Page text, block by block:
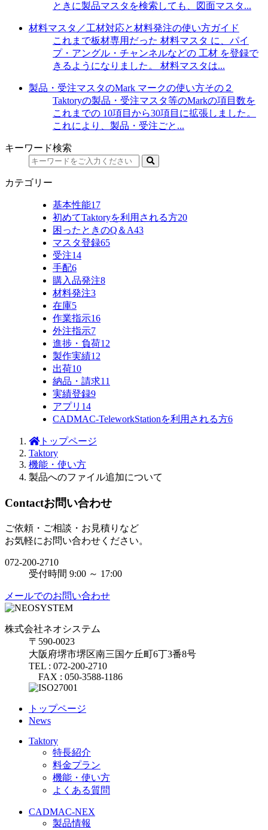
ときに製品マスタを検索しても、図面マスタ...
材料マスタ／工材対応と材料発注の使い方ガイド
これまで板材専用だった 材料マスタ に、パイ
プ・アングル・チャンネルなどの 工材 を登録で
きるようになりました。 材料マスタは...
製品・受注マスタのMark マークの使い方その２
Taktoryの製品・受注マスタ等のMarkの項目数を
これまでの 10項目から30項目に拡張しました。
これにより、製品・受注ごと...
キーワード検索
カテゴリー
基本性能17
初めてTaktoryを利用される方20
困ったときのQ＆A43
マスタ登録65
受注14
手配6
購入品発注8
材料発注3
在庫5
作業指示16
外注指示7
進捗・負荷12
製作実績12
出荷10
納品・請求11
実績登録9
アプリ 14
CADMAC-TeleworkStationを利用される方6
トップページ
Taktory
機能・使い方
製品へのファイル追加について
Contactお問い合わせ
ご依頼・ご相談・お見積りなど
お気軽にお問い合わせください。
072-200-2710
受付時間 9:00 ～ 17:00
メールでのお問い合わせ
株式会社ネオシステム
〒590-0023
大阪府堺市堺区南三国ケ丘町6丁3番8号
TEL : 072-200-2710
FAX : 050-3588-1186
トップページ
News
Taktory
特長紹介
料金プラン
機能・使い方
よくある質問
CADMAC-NEX
製品情報